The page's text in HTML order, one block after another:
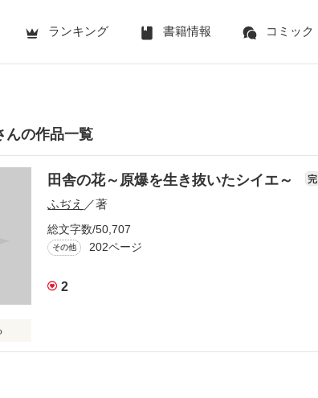
ランキング 書籍情報 コミック
んの作品一覧
田舎の花～原爆を生き抜いたシイエ～ 完
ふぢえ ／著
総文字数/50,707
その他 202ページ
2